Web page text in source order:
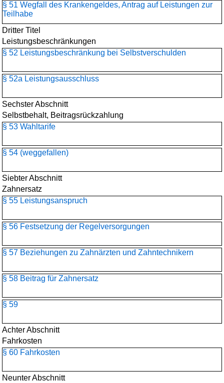
§ 51 Wegfall des Krankengeldes, Antrag auf Leistungen zur
Teilhabe
Dritter Titel
Leistungsbeschränkungen
§ 52 Leistungsbeschränkung bei Selbstverschulden
§ 52a Leistungsausschluss
Sechster Abschnitt
Selbstbehalt, Beitragsrückzahlung
§ 53 Wahltarife
§ 54 (weggefallen)
Siebter Abschnitt
Zahnersatz
§ 55 Leistungsanspruch
§ 56 Festsetzung der Regelversorgungen
§ 57 Beziehungen zu Zahnärzten und Zahntechnikern
§ 58 Beitrag für Zahnersatz
§ 59
Achter Abschnitt
Fahrkosten
§ 60 Fahrkosten
Neunter Abschnitt